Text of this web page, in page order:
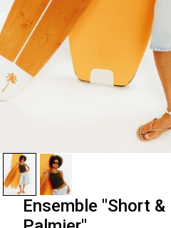
Ensemble "Short &